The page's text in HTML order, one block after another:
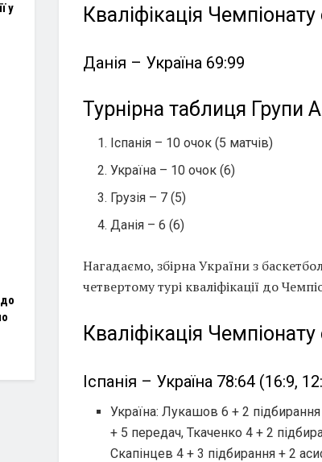
Кваліфікація
Данія – Україна 69:99
Турнірна таблиця Групи А
Іспанія – 10 очок (5 матчів)
Україна – 10 очок (6)
Грузія – 7 (5)
Данія – 6 (6)
Нагадаємо, збірна України з
четвертому турі кваліфікації до
Кваліфікація
Іспанія – Україна 78:64 (16:9,
Україна: Лукашов 6 + 2
+ 5 передач, Ткаченко 4 + 2
Скапінцев 4 + 3 підбирання + 2
у